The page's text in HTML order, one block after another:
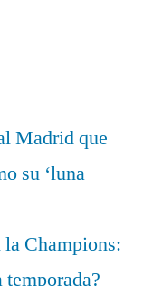
Madrid que
su ‘luna
Champions:
temporada?